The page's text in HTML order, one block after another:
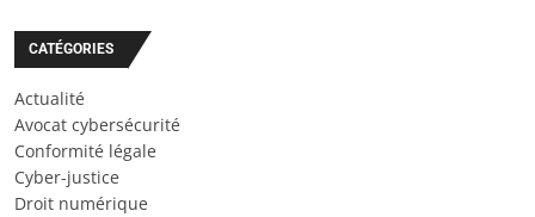
CATÉGORIES
Actualité
Avocat cybersécurité
Conformité légale
Cyber-justice
Droit numérique